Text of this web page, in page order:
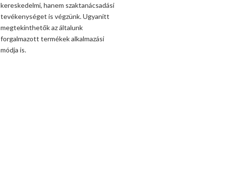
kereskedelmi, hanem szaktanácsadási
tevékenységet is végzünk. Ugyanitt
megtekinthetők az általunk
forgalmazott termékek alkalmazási
módja is.